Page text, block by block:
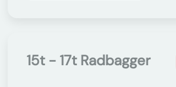
15t - 17t Radbagger